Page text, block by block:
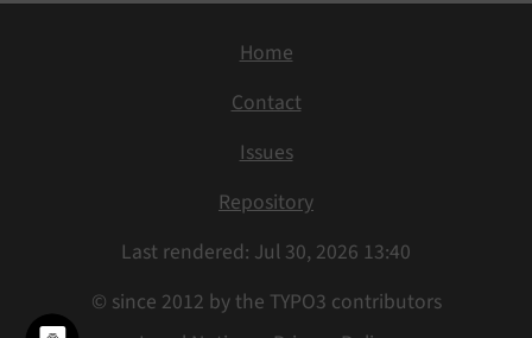
Home
Contact
Issues
Repository
Last rendered: Jul 30, 2026 13:40
© since 2012 by the TYPO3 contributors